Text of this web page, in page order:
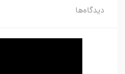
دیدگاه‌ها